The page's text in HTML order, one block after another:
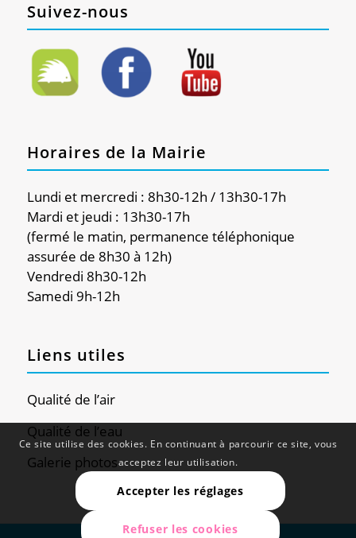
Suivez-nous
Horaires de la Mairie
Lundi et mercredi : 8h30-12h / 13h30-17h
Mardi et jeudi : 13h30-17h
(fermé le matin, permanence téléphonique
assurée de 8h30 à 12h)
Vendredi 8h30-12h
Samedi 9h-12h
Liens utiles
Qualité de l’air
Qualité de l’eau
Galerie photos
Ce site utilise des cookies. En continuant à parcourir ce site, vous
acceptez leur utilisation.
Accepter les réglages
Refuser les cookies